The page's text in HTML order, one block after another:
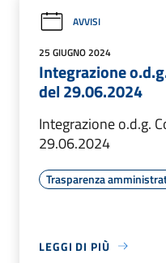
AVVISI
25 GIUGNO 2024
Integrazione
del 29.06.2024
Integrazione o.d.g.
29.06.2024
Trasparenza
LEGGI DI PIÙ